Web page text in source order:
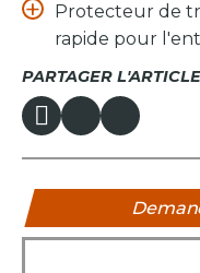
Protecteur de
rapide pour
PARTAGER L'ARTICLE